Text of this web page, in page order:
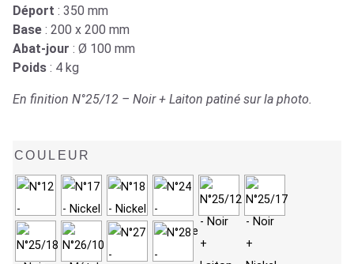
Déport : 350 mm
Base : 200 x 200 mm
Abat-jour : Ø 100 mm
Poids : 4 kg
En finition N°25/12 – Noir + Laiton patiné sur la photo.
COULEUR